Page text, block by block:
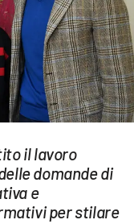
il lavoro
domande di
e
per stilare